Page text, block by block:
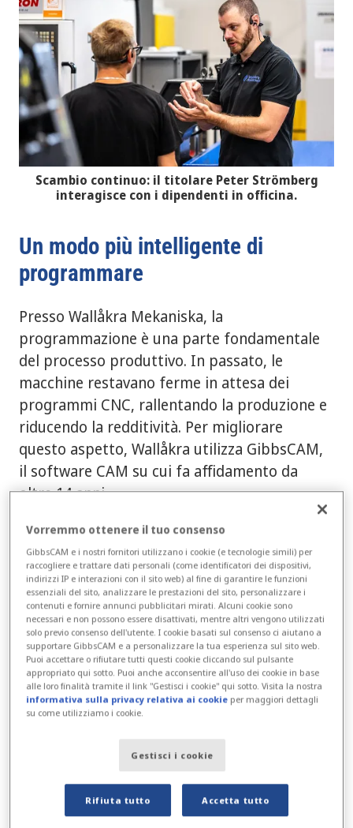
Scambio continuo: il titolare Peter Strömberg
interagisce con i dipendenti in officina.
Un modo più intelligente di
programmare
Presso Wallåkra Mekaniska, la
programmazione è una parte fondamentale
del processo produttivo. In passato, le
macchine restavano ferme in attesa dei
programmi CNC, rallentando la produzione e
riducendo la redditività. Per migliorare
questo aspetto, Wallåkra utilizza GibbsCAM,
il software CAM su cui fa affidamento da
oltre 14 anni.
"Anche i nuovi dipendenti possono
apprendere rapidamente le basi di
GibbsCAM,” afferma Peter Strömberg,
titolare di Wallåkra Mekaniska. “GibbsCAM è
facile da usare e i nostri operatori trovano i
programmi semplici da leggere e da capire".
Per risparmiare tempo nelle attività di
routine, Wallåkra ha anche testato Up2Parts,
uno strumento basato su AI che aiuta a
generare versioni preliminari di programmi.
Questo consente ai programmatori esperti di
concentrarsi su operazioni più complesse e
sulla rifinitura.
Vorremmo ottenere il tuo consenso
GibbsCAM e i nostri fornitori utilizzano i cookie (e tecnologie simili) per
raccogliere e trattare dati personali (come identificatori dei dispositivi,
indirizzi IP e interazioni con il sito web) al fine di garantire le funzioni
essenziali del sito, analizzare le prestazioni del sito, personalizzare i
contenuti e fornire annunci pubblicitari mirati. Alcuni cookie sono
necessari e non possono essere disattivati, mentre altri vengono utilizzati
solo previo consenso dell'utente. I cookie basati sul consenso ci aiutano a
supportare GibbsCAM e a personalizzare la tua esperienza sul sito web.
Puoi accettare o rifiutare tutti questi cookie cliccando sul pulsante
appropriato qui sotto. Puoi anche acconsentire all'uso dei cookie in base
alle loro finalità tramite il link "Gestisci i cookie" qui sotto. Visita la nostra
informativa sulla privacy relativa ai cookie per maggiori dettagli
su come utilizziamo i cookie.
Gestisci i cookie
Rifiuta tutto Accetta tutto